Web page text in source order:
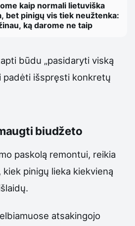
kaip normali lietuviška
bet pinigų vis tiek neužtenka:
ką darome ne taip
būdu „pasidaryti viską
padėti išspręsti konkretų
biudžeto
paskolą remontui, reikia
pinigų lieka kiekvieną
atsakingojo